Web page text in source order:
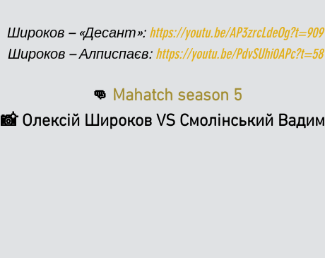
Широков – «Десант»: https://youtu.be/AP3zrcLdeOg?t=909
Широков – Алписпаєв: https://youtu.be/PdvSUhi0APc?t=58
👊 Mahatch season 5
📸 Олексій Широков VS Смолінський Вадим